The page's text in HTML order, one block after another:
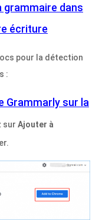
grammaire dans
écriture
pour la détection
:
Grammarly sur la
sur Ajouter à